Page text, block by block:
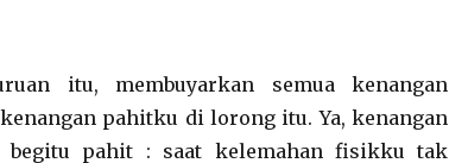
itu, membuyarkan semua kenangan
pahitku di lorong itu. Ya, kenangan
pahit : saat kelemahan fisikku tak